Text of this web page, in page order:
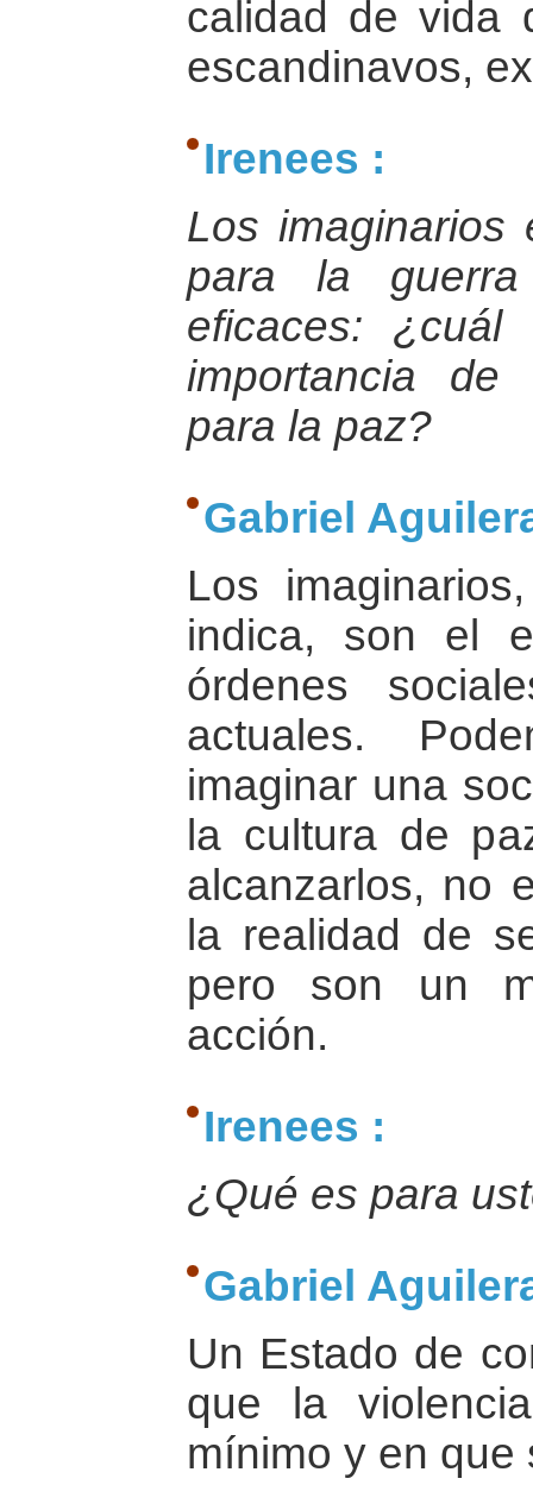
calidad de vida
escandinavos,
Irenees :
Los imaginarios
para la guerra
eficaces:
importancia de
para la paz?
Gabriel
Los
indica, son el
órdenes
actuales.
imaginar una
la cultura de
alcanzarlos, no
la realidad de
pero son un
acción.
Irenees :
¿Qué es para
Gabriel
Un Estado de
que la
mínimo y en que